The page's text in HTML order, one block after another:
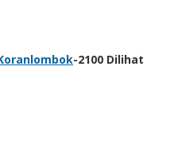
-2100 Dilihat